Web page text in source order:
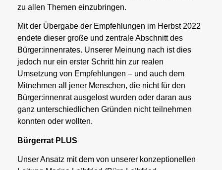
zu allen Themen einzubringen.
Mit der Übergabe der Empfehlungen im Herbst 2022
endete dieser große und zentrale Abschnitt des
Bürger:innenrates. Unserer Meinung nach ist dies
jedoch nur ein erster Schritt hin zur realen
Umsetzung von Empfehlungen – und auch dem
Mitnehmen all jener Menschen, die nicht für den
Bürger:innenrat ausgelost wurden oder daran aus
ganz unterschiedlichen Gründen nicht teilnehmen
konnten oder wollten.
Bürgerrat PLUS
Unser Ansatz mit dem von unserer konzeptionellen